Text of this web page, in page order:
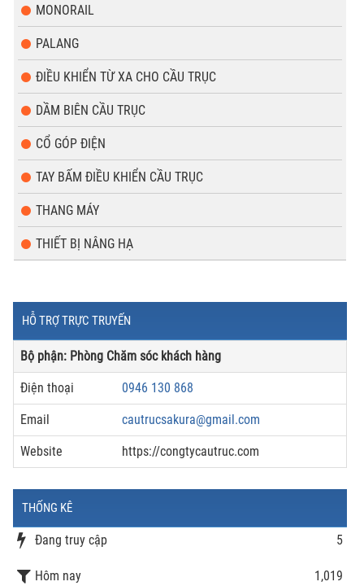
MONORAIL
PALANG
ĐIỀU KHIỂN TỪ XA CHO CẦU TRỤC
DẦM BIÊN CẦU TRỤC
CỔ GÓP ĐIỆN
TAY BẤM ĐIỀU KHIỂN CẦU TRỤC
THANG MÁY
THIẾT BỊ NÂNG HẠ
HỖ TRỢ TRỰC TRUYẾN
Bộ phận: Phòng Chăm sóc khách hàng
Điện thoại 0946 130 868
Email cautrucsakura@gmail.com
Website https://congtycautruc.com
THỐNG KÊ
Đang truy cập 5
Hôm nay
1,019